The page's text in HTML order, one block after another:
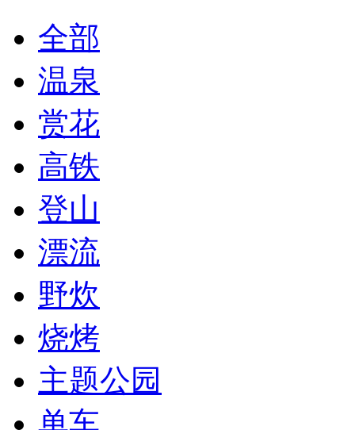
全部
温泉
赏花
高铁
登山
漂流
野炊
烧烤
主题公园